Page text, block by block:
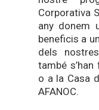
Corporativa
any donem
beneficis a
dels
també
o a la Casa
AFANOC.